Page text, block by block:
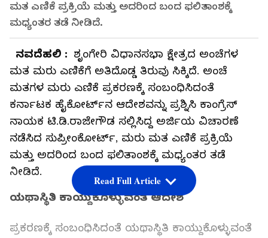
ಮತ ಎಣಿಕೆ ಪ್ರಕ್ರಿಯೆ ಮತ್ತು ಅದರಿಂದ ಬಂದ ಫಲಿತಾಂಶಕ್ಕೆ
ಮಧ್ಯಂತರ ತಡೆ ನೀಡಿದೆ.
ನವದೆಹಲಿ : ಶೃಂಗೇರಿ ವಿಧಾನಸಭಾ ಕ್ಷೇತ್ರದ ಅಂಚೆಗಳ
ಮತ ಮರು ಎಣಿಕೆಗೆ ಅತಿದೊಡ್ಡ ತಿರುವು ಸಿಕ್ಕಿದೆ. ಅಂಚೆ
ಮತಗಳ ಮರು ಎಣಿಕೆ ಪ್ರಕರಣಕ್ಕೆ ಸಂಬಂಧಿಸಿದಂತೆ
ಕರ್ನಾಟಕ ಹೈಕೋರ್ಟ್‌ನ ಆದೇಶವನ್ನು ಪ್ರಶ್ನಿಸಿ ಕಾಂಗ್ರೆಸ್
ನಾಯಕ ಟಿ.ಡಿ.ರಾಜೇಗೌಡ ಸಲ್ಲಿಸಿದ್ದ ಅರ್ಜಿಯ ವಿಚಾರಣೆ
ನಡೆಸಿದ ಸುಪ್ರೀಂಕೋರ್ಟ್, ಮರು ಮತ ಎಣಿಕೆ ಪ್ರಕ್ರಿಯೆ
ಮತ್ತು ಅದರಿಂದ ಬಂದ ಫಲಿತಾಂಶಕ್ಕೆ ಮಧ್ಯಂತರ ತಡೆ
ನೀಡಿದೆ.
ಯಥಾಸ್ಥಿತಿ ಕಾಯ್ದುಕೊಳ್ಳುವಂತೆ ಆದೇಶ
ಪ್ರಕರಣಕ್ಕೆ ಸಂಬಂಧಿಸಿದಂತೆ ಯಥಾಸ್ಥಿತಿ ಕಾಯ್ದುಕೊಳ್ಳುವಂತೆ
Read Full Article